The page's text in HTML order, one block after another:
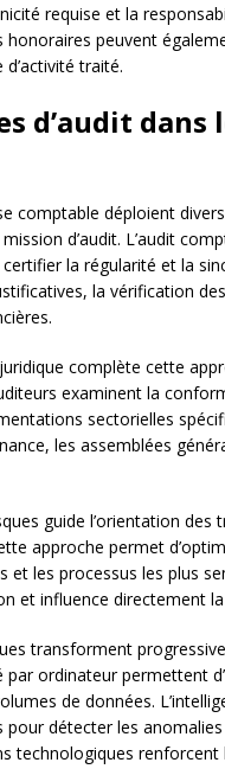
requise et la
honoraires peuvent
traité.
d’audit dans
comptable déploient
d’audit. L’audit
la régularité et la
la vérification
complète cette
examinent la
sectorielles
les assemblées
guide l’orientation des
approche permet
les processus les plus
et influence directement
transforment
par ordinateur permettent
de données.
pour détecter les
technologiques